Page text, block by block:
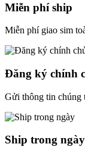
Miễn phí ship
Miễn phí giao sim
Đăng ký chính
Gửi thông tin chúng
Ship trong ngày